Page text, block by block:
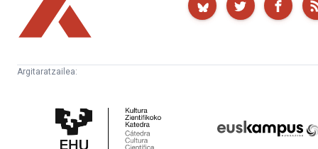
Argitaratzailea:
Zientifikoko
Katedra